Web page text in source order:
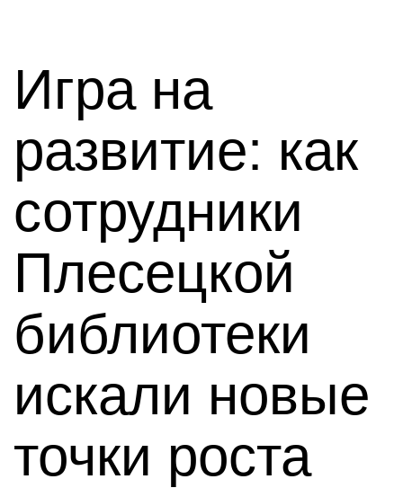
Игра на
развитие: как
сотрудники
Плесецкой
библиотеки
искали новые
точки роста